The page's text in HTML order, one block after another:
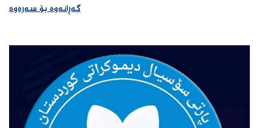
گەڕانەوە بۆ سەرەوە